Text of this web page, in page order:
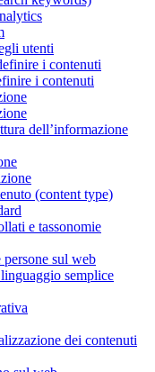
utenti
i contenuti
i contenuti
dell’informazione
(content type)
e tassonomie
sul web
semplice
dei contenuti